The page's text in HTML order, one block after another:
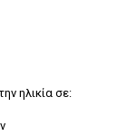
ηλικία σε: